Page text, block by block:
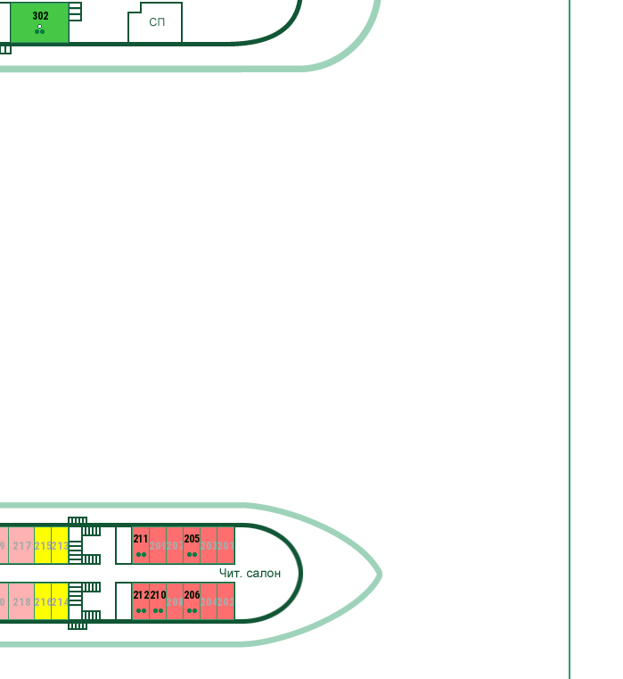
302
201
202
203
204
205
206
207
208
209
210
211
212
213
214
215
216
217
218